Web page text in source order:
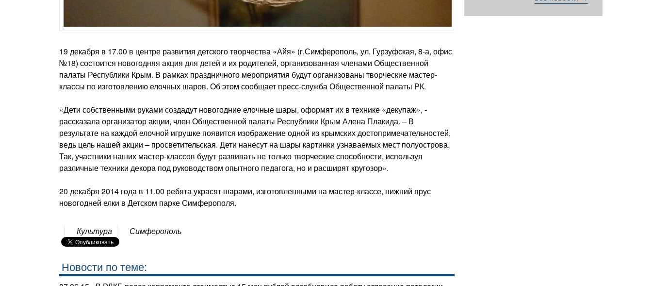
19 декабря в 17.00 в центре развития детского творчества «Айя» (г.Симферополь, ул. Гурзуфская, 8-а, офис
№18) состоится новогодняя акция для детей и их родителей, организованная членами Общественной
палаты Республики Крым. В рамках праздничного мероприятия будут организованы творческие мастер-
классы по изготовлению елочных шаров. Об этом сообщает пресс-служба Общественной палаты РК.
«Дети собственными руками создадут новогодние елочные шары, оформят их в технике «декупаж», -
рассказала организатор акции, член Общественной палаты Республики Крым Алена Плакида. – В
результате на каждой елочной игрушке появится изображение одной из крымских достопримечательностей,
ведь цель нашей акции – просветительская. Дети нанесут на шары картинки узнаваемых мест полуострова.
Так, участники наших мастер-классов будут развивать не только творческие способности, используя
различные техники декора под руководством опытного педагога, но и расширят кругозор».
20 декабря 2014 года в 11.00 ребята украсят шарами, изготовленными на мастер-классе, нижний ярус
новогодней елки в Детском парке Симферополя.
Культура Симферополь
Новости по теме: